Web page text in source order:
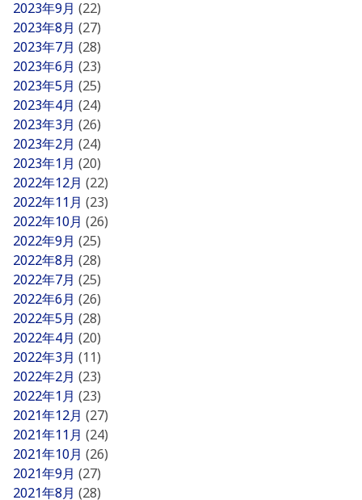
2023年9月 (22)
2023年8月 (27)
2023年7月 (28)
2023年6月 (23)
2023年5月 (25)
2023年4月 (24)
2023年3月 (26)
2023年2月 (24)
2023年1月 (20)
2022年12月 (22)
2022年11月 (23)
2022年10月 (26)
2022年9月 (25)
2022年8月 (28)
2022年7月 (25)
2022年6月 (26)
2022年5月 (28)
2022年4月 (20)
2022年3月 (11)
2022年2月 (23)
2022年1月 (23)
2021年12月 (27)
2021年11月 (24)
2021年10月 (26)
2021年9月 (27)
2021年8月 (28)